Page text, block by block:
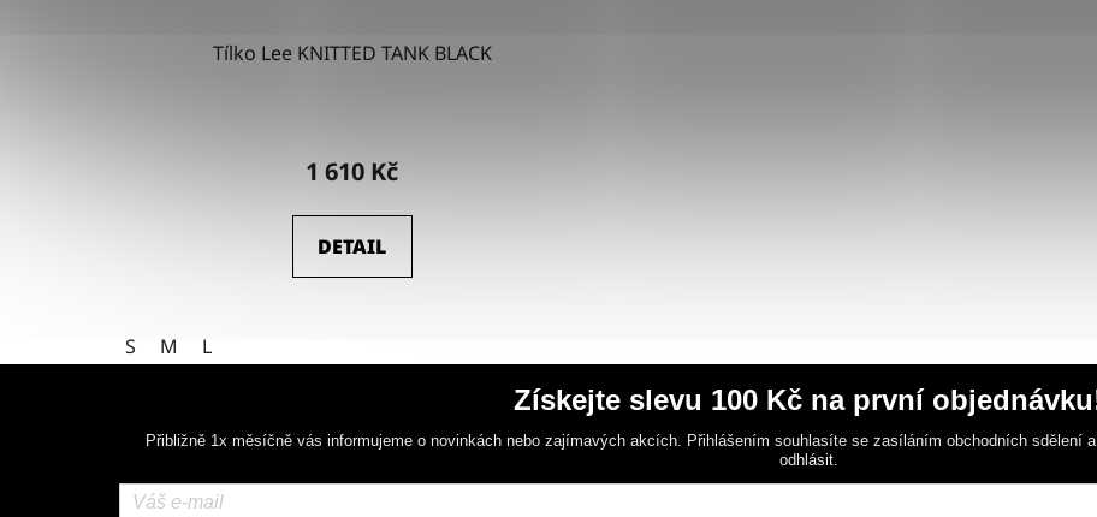
Tílko Lee KNITTED TANK BLACK
1 610 Kč
DETAIL
S M L
Získejte slevu 100 Kč na první
Přibližně 1x měsíčně vás informujeme o novinkách nebo zajímavých akcích. Přihlášením souhlasíte se zasíláním obchodních sdělení
odhlásit.